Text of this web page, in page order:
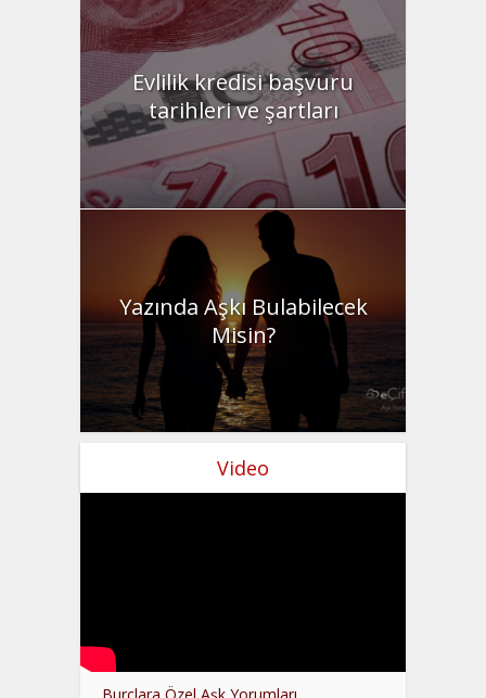
Evlilik kredisi başvuru
tarihleri ve şartları
Yazında Aşkı Bulabilecek
Misin?
Video